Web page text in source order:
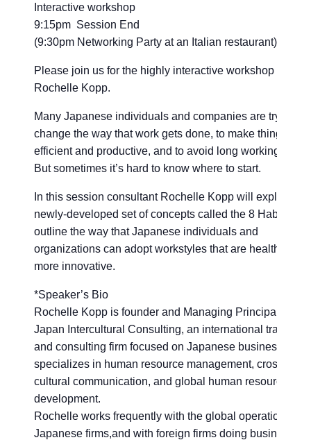
Interactive workshop
9:15pm Session End
(9:30pm Networking Party at an Italian restaurant)
Please join us for the highly interactive workshop with
Rochelle Kopp.
Many Japanese individuals and companies are trying to
change the way that work gets done, to make things
efficient and productive, and to avoid long working
But sometimes it’s hard to know where to start.
In this session consultant Rochelle Kopp will explain a
newly-developed set of concepts called the 8 Habits that
outline the way that Japanese individuals and
organizations can adopt workstyles that are healthier
more innovative.
*Speaker’s Bio
Rochelle Kopp is founder and Managing Principal of
Japan Intercultural Consulting, an international training
and consulting firm focused on Japanese business. She
specializes in human resource management, cross-
cultural communication, and global human resource
development.
Rochelle works frequently with the global operations of
Japanese firms,and with foreign firms doing business in